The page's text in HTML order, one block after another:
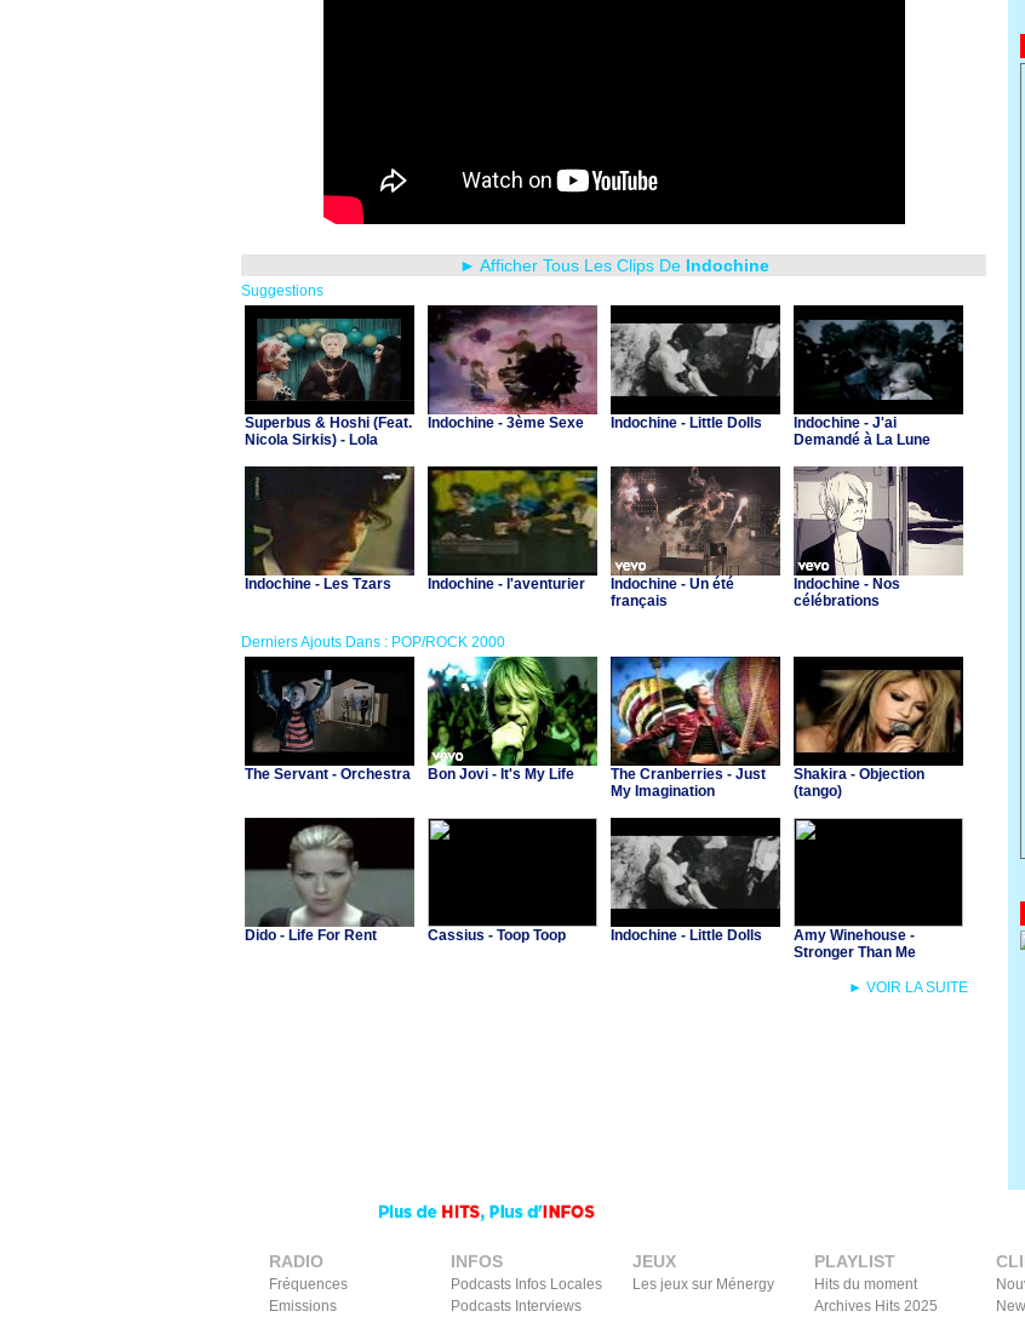
► Afficher Tous Les Clips De Indochine
Suggestions
Superbus & Hoshi (Feat.
Nicola Sirkis) - Lola
Indochine - 3ème Sexe Indochine - Little Dolls
Indochine - J'ai
Demandé à La Lune
Indochine - Les Tzars Indochine - l'aventurier
Indochine - Un été
français
Indochine - Nos
célébrations
Derniers Ajouts Dans : POP/ROCK 2000
The Servant - Orchestra Bon Jovi - It's My Life
The Cranberries - Just
My Imagination
Shakira - Objection
(tango)
Dido - Life For Rent Cassius - Toop Toop Indochine - Little Dolls
Amy Winehouse -
Stronger Than Me
► VOIR LA SUITE
RADIO
Fréquences
Emissions
INFOS
Podcasts Infos Locales
Podcasts Interviews
JEUX
Les jeux sur Ménergy
PLAYLIST
Hits du moment
Archives Hits 2025